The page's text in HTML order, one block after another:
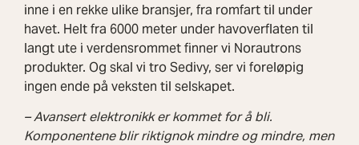
inne i en rekke ulike bransjer, fra romfart til under
havet. Helt fra 6000 meter under havoverflaten til
langt ute i verdensrommet finner vi Norautrons
produkter. Og skal vi tro Sedivy, ser vi foreløpig
ingen ende på veksten til selskapet.
– Avansert elektronikk er kommet for å bli.
Komponentene blir riktignok mindre og mindre, men